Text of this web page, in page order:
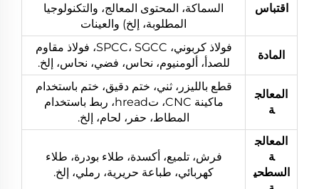
اقتباس
السماكة، المحتوى المعالج، والتكنولوجيا
المطلوبة، إلخ) والعينات
المادة
فولاذ كربوني، SPCC، SGCC، فولاذ مقاوم
للصدأ، ألومنيوم، نحاس، فضي، نحاس، إلخ.
المعالج
ة
قطع بالليزر، ثني، ختم دقيق، ختم باستخدام
ماكينة CNC، تhread، ربط باستخدام
المطاط، حفر، لحام، إلخ.
المعالج
ة
السطحي
فرش، تلميع، أكسدة، طلاء بودرة، طلاء
كهربائي، طباعة حريرية، رملي، إلخ.